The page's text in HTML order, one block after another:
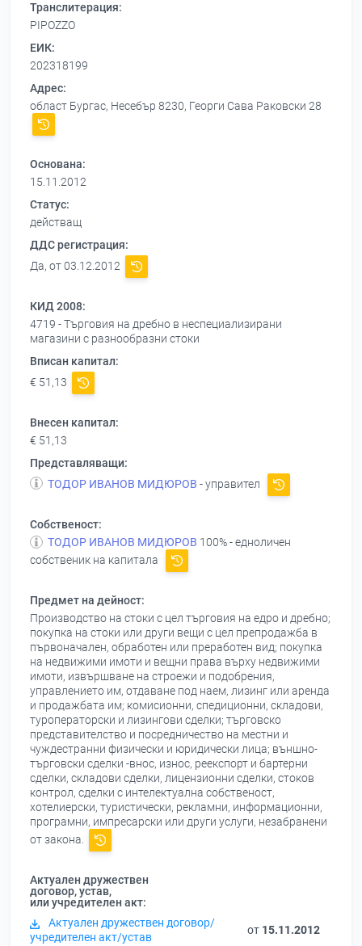
Транслитерация:
PIPOZZO
ЕИК:
202318199
Адрес:
област Бургас, Несебър 8230, Георги Сава Раковски 28
Основана:
15.11.2012
Статус:
действащ
ДДС регистрация:
Да, от 03.12.2012
КИД 2008:
4719 - Търговия на дребно в неспециализирани
магазини с разнообразни стоки
Вписан капитал:
€ 51,13
Внесен капитал:
€ 51,13
Представляващи:
ТОДОР ИВАНОВ МИДЮРОВ - управител
Собственост:
ТОДОР ИВАНОВ МИДЮРОВ 100% - едноличен
собственик на капитала
Предмет на дейност:
Производство на стоки с цел търговия на едро и дребно;
покупка на стоки или други вещи с цел препродажба в
първоначален, обработен или преработен вид; покупка
на недвижими имоти и вещни права върху недвижими
имоти, извършване на строежи и подобрения,
управлението им, отдаване под наем, лизинг или аренда
и продажбата им; комисионни, спедиционни, складови,
туроператорски и лизингови сделки; търговско
представителство и посредничество на местни и
чуждестранни физически и юридически лица; външно-
търговски сделки -внос, износ, реекспорт и бартерни
сделки, складови сделки, лицензионни сделки, стоков
контрол, сделки с интелектуална собственост,
хотелиерски, туристически, рекламни, информационни,
програмни, импресарски или други услуги, незабранени
от закона.
Актуален дружествен
договор, устав,
или учредителен акт:
Актуален дружествен договор/
учредителен акт/устав
от 15.11.2012